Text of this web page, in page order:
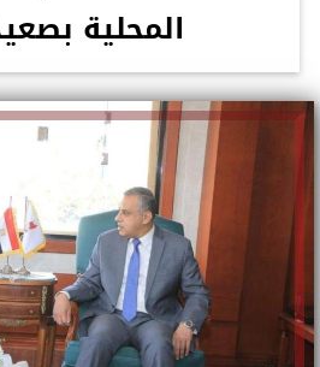
المحلية